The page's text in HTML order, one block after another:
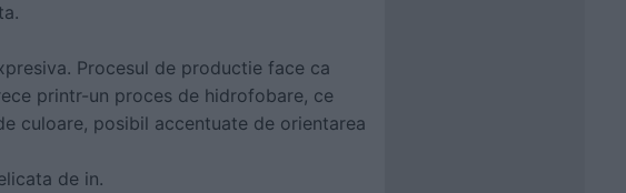
Procesul de productie face ca
printr-un proces de hidrofobare, ce
culoare, posibil accentuate de orientarea
de in.